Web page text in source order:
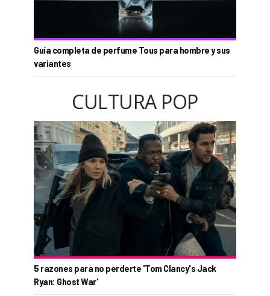
Guía completa de perfume Tous para hombre y sus
variantes
CULTURA POP
5 razones para no perderte 'Tom Clancy's Jack
Ryan: Ghost War'